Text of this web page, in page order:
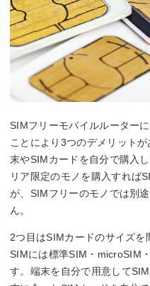
SIMフリーモバイルルーター
ことにより3つのデメリット
末やSIMカードを自分で購入
リア限定のモノを購入すれば
が、SIMフリーのモノでは別
ん。
2つ目はSIMカードのサイズを
SIMには標準SIM・microSIM
す。端末を自分で用意して